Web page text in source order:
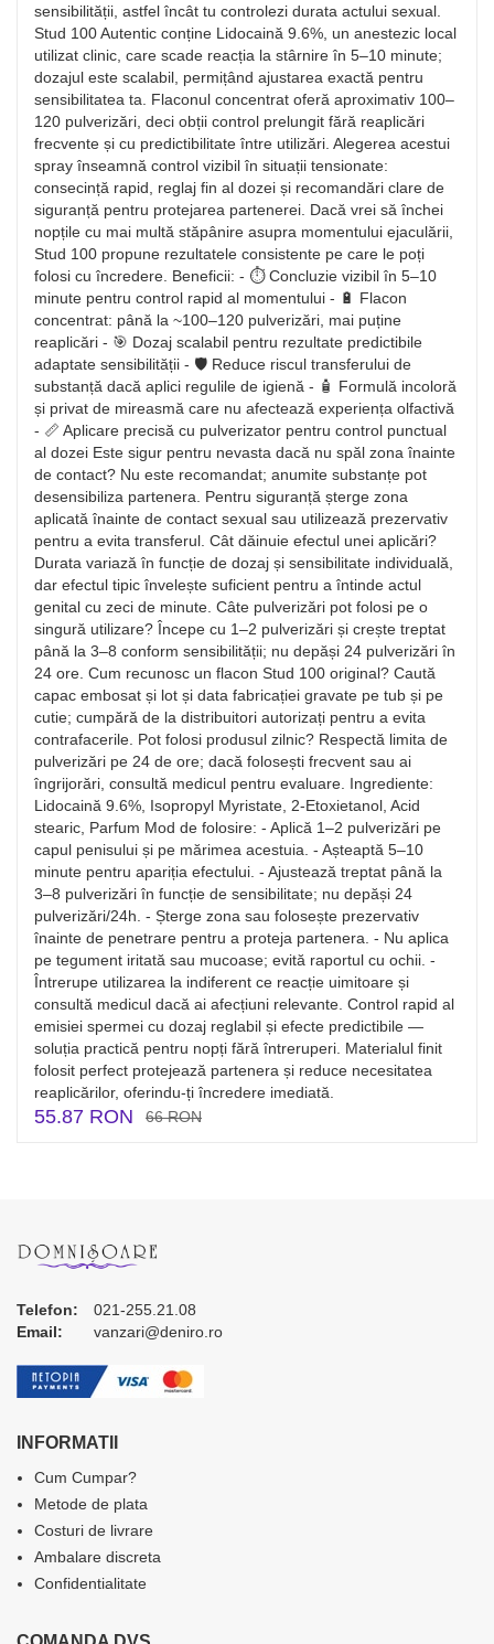
sensibilității, astfel încât tu controlezi durata actului sexual.
Stud 100 Autentic conține Lidocaină 9.6%, un anestezic local
utilizat clinic, care scade reacția la stârnire în 5–10 minute;
dozajul este scalabil, permițând ajustarea exactă pentru
sensibilitatea ta. Flaconul concentrat oferă aproximativ 100–
120 pulverizări, deci obții control prelungit fără reaplicări
frecvente și cu predictibilitate între utilizări. Alegerea acestui
spray înseamnă control vizibil în situații tensionate:
consecință rapid, reglaj fin al dozei și recomandări clare de
siguranță pentru protejarea partenerei. Dacă vrei să închei
nopțile cu mai multă stăpânire asupra momentului ejaculării,
Stud 100 propune rezultatele consistente pe care le poți
folosi cu încredere. Beneficii: - ⏱️ Concluzie vizibil în 5–10
minute pentru control rapid al momentului - 🔋 Flacon
concentrat: până la ~100–120 pulverizări, mai puține
reaplicări - 🎯 Dozaj scalabil pentru rezultate predictibile
adaptate sensibilității - 🛡️ Reduce riscul transferului de
substanță dacă aplici regulile de igienă - 🧴 Formulă incoloră
și privat de mireasmă care nu afectează experiența olfactivă
- 📏 Aplicare precisă cu pulverizator pentru control punctual
al dozei Este sigur pentru nevasta dacă nu spăl zona înainte
de contact? Nu este recomandat; anumite substanțe pot
desensibiliza partenera. Pentru siguranță șterge zona
aplicată înainte de contact sexual sau utilizează prezervativ
pentru a evita transferul. Cât dăinuie efectul unei aplicări?
Durata variază în funcție de dozaj și sensibilitate individuală,
dar efectul tipic învelește suficient pentru a întinde actul
genital cu zeci de minute. Câte pulverizări pot folosi pe o
singură utilizare? Începe cu 1–2 pulverizări și crește treptat
până la 3–8 conform sensibilității; nu depăși 24 pulverizări în
24 ore. Cum recunosc un flacon Stud 100 original? Caută
capac embosat și lot și data fabricației gravate pe tub și pe
cutie; cumpără de la distribuitori autorizați pentru a evita
contrafacerile. Pot folosi produsul zilnic? Respectă limita de
pulverizări pe 24 de ore; dacă folosești frecvent sau ai
îngrijorări, consultă medicul pentru evaluare. Ingrediente:
Lidocaină 9.6%, Isopropyl Myristate, 2-Etoxietanol, Acid
stearic, Parfum Mod de folosire: - Aplică 1–2 pulverizări pe
capul penisului și pe mărimea acestuia. - Așteaptă 5–10
minute pentru apariția efectului. - Ajustează treptat până la
3–8 pulverizări în funcție de sensibilitate; nu depăși 24
pulverizări/24h. - Șterge zona sau folosește prezervativ
înainte de penetrare pentru a proteja partenera. - Nu aplica
pe tegument iritată sau mucoase; evită raportul cu ochii. -
Întrerupe utilizarea la indiferent ce reacție uimitoare și
consultă medicul dacă ai afecțiuni relevante. Control rapid al
emisiei spermei cu dozaj reglabil și efecte predictibile —
soluția practică pentru nopți fără întreruperi. Materialul finit
folosit perfect protejează partenera și reduce necesitatea
reaplicărilor, oferindu-ți încredere imediată.
55.87 RON 66 RON
Telefon:
021-255.21.08
Email:
vanzari@deniro.ro
INFORMATII
Cum Cumpar?
Metode de plata
Costuri de livrare
Ambalare discreta
Confidentialitate